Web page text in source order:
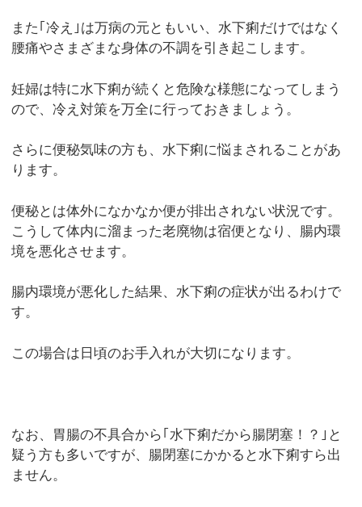
また｢冷え｣は万病の元ともいい、水下痢だけではなく
腰痛やさまざまな身体の不調を引き起こします。
妊婦は特に水下痢が続くと危険な様態になってしまう
ので、冷え対策を万全に行っておきましょう。
さらに便秘気味の方も、水下痢に悩まされることがあ
ります。
便秘とは体外になかなか便が排出されない状況です。
こうして体内に溜まった老廃物は宿便となり、腸内環
境を悪化させます。
腸内環境が悪化した結果、水下痢の症状が出るわけで
す。
この場合は日頃のお手入れが大切になります。
なお、胃腸の不具合から｢水下痢だから腸閉塞！？｣と
疑う方も多いですが、腸閉塞にかかると水下痢すら出
ません。